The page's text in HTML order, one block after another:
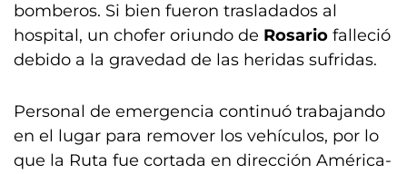
bomberos. Si bien fueron trasladados al
hospital, un chofer oriundo de Rosario falleció
debido a la gravedad de las heridas sufridas.
Personal de emergencia continuó trabajando
en el lugar para remover los vehículos, por lo
que la Ruta fue cortada en dirección América-